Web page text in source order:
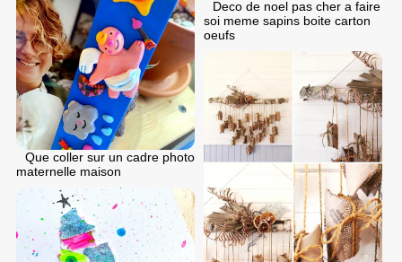
Deco de noel pas cher a faire
soi meme sapins boite carton
oeufs
Que coller sur un cadre photo
maternelle maison